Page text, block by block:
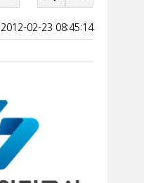
2012-02-23 08:45:14